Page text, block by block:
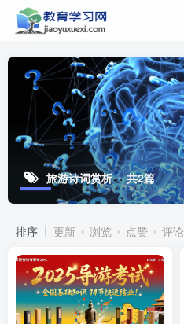
旅游诗词赏析 共2篇
排序 更新 浏览 点赞 评论